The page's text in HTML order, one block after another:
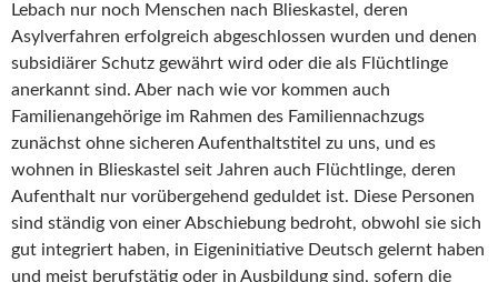
Lebach nur noch Menschen nach Blieskastel, deren
Asylverfahren erfolgreich abgeschlossen wurden und denen
subsidiärer Schutz gewährt wird oder die als Flüchtlinge
anerkannt sind. Aber nach wie vor kommen auch
Familienangehörige im Rahmen des Familiennachzugs
zunächst ohne sicheren Aufenthaltstitel zu uns, und es
wohnen in Blieskastel seit Jahren auch Flüchtlinge, deren
Aufenthalt nur vorübergehend geduldet ist. Diese Personen
sind ständig von einer Abschiebung bedroht, obwohl sie sich
gut integriert haben, in Eigeninitiative Deutsch gelernt haben
und meist berufstätig oder in Ausbildung sind, sofern die